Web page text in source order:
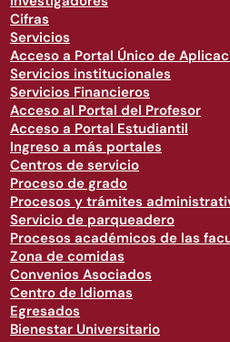
Cifras
Servicios
Acceso a Portal Único de
Servicios institucionales
Servicios Financieros
Acceso al Portal del Profesor
Acceso a Portal Estudiantil
Ingreso a más portales
Centros de servicio
Proceso de grado
Procesos y trámites
Servicio de parqueadero
Procesos académicos de las
Zona de comidas
Convenios Asociados
Centro de Idiomas
Egresados
Bienestar Universitario